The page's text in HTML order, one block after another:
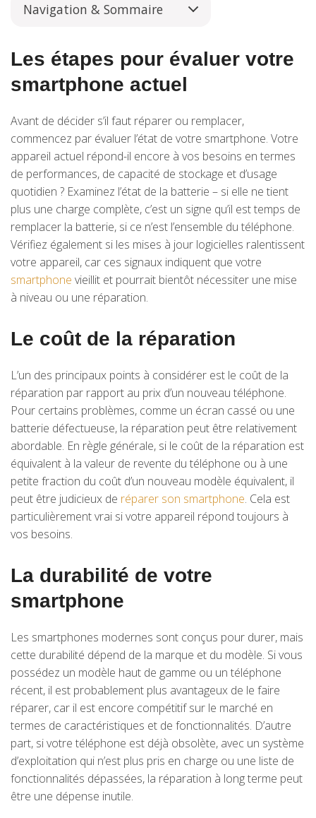
Navigation & Sommaire
Les étapes pour évaluer votre
smartphone actuel
Avant de décider s’il faut réparer ou remplacer,
commencez par évaluer l’état de votre smartphone. Votre
appareil actuel répond-il encore à vos besoins en termes
de performances, de capacité de stockage et d’usage
quotidien ? Examinez l’état de la batterie – si elle ne tient
plus une charge complète, c’est un signe qu’il est temps de
remplacer la batterie, si ce n’est l’ensemble du téléphone.
Vérifiez également si les mises à jour logicielles ralentissent
votre appareil, car ces signaux indiquent que votre
smartphone vieillit et pourrait bientôt nécessiter une mise
à niveau ou une réparation.
Le coût de la réparation
L’un des principaux points à considérer est le coût de la
réparation par rapport au prix d’un nouveau téléphone.
Pour certains problèmes, comme un écran cassé ou une
batterie défectueuse, la réparation peut être relativement
abordable. En règle générale, si le coût de la réparation est
équivalent à la valeur de revente du téléphone ou à une
petite fraction du coût d’un nouveau modèle équivalent, il
peut être judicieux de réparer son smartphone. Cela est
particulièrement vrai si votre appareil répond toujours à
vos besoins.
La durabilité de votre
smartphone
Les smartphones modernes sont conçus pour durer, mais
cette durabilité dépend de la marque et du modèle. Si vous
possédez un modèle haut de gamme ou un téléphone
récent, il est probablement plus avantageux de le faire
réparer, car il est encore compétitif sur le marché en
termes de caractéristiques et de fonctionnalités. D’autre
part, si votre téléphone est déjà obsolète, avec un système
d’exploitation qui n’est plus pris en charge ou une liste de
fonctionnalités dépassées, la réparation à long terme peut
être une dépense inutile.